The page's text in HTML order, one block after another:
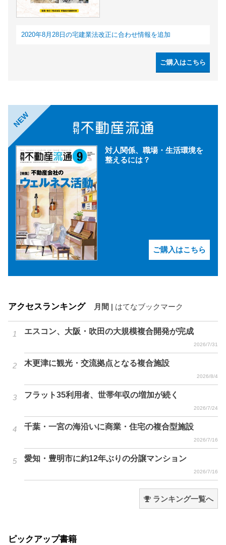
2020年8月28日の宅建業法改正に合わせ情報を追加
ご購入はこちら
NEW
対人関係、職場・生活環境を
整えるには？
ご購入はこちら
アクセスランキング 月間 はてなブックマーク
エスコン、大阪・吹田の大規模複合開発が完成
2026/7/31
木更津に観光・交流拠点となる複合施設
2026/8/4
フラット35利用者、世帯年収の増加が続く
2026/7/24
千葉・一宮の海沿いに商業・住宅の複合型施設
2026/7/16
愛知・豊明市に約12年ぶりの分譲マンション
2026/7/16
ランキング一覧へ
ピックアップ書籍